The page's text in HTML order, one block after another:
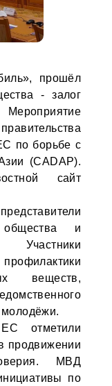
прошёл
- залог
по борьбе с
(CADAP).
сайт
общества и
Участники
веществ,
молодёжи.
отметили
продвижении
МВД
по